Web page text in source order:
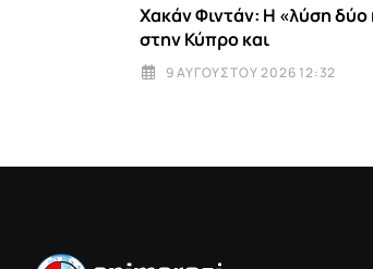
Χακάν Φιντάν: Η «λύση
στην Κύπρο και
9 ΑΥΓΟΎΣΤΟΥ 2026 12:32